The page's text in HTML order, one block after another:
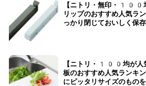
【ニトリ・無印・100
リップのおすすめ人気
っかり閉じておいしく保
【ニトリ・100均が人
板のおすすめ人気ラン
にピッタリサイズのもの